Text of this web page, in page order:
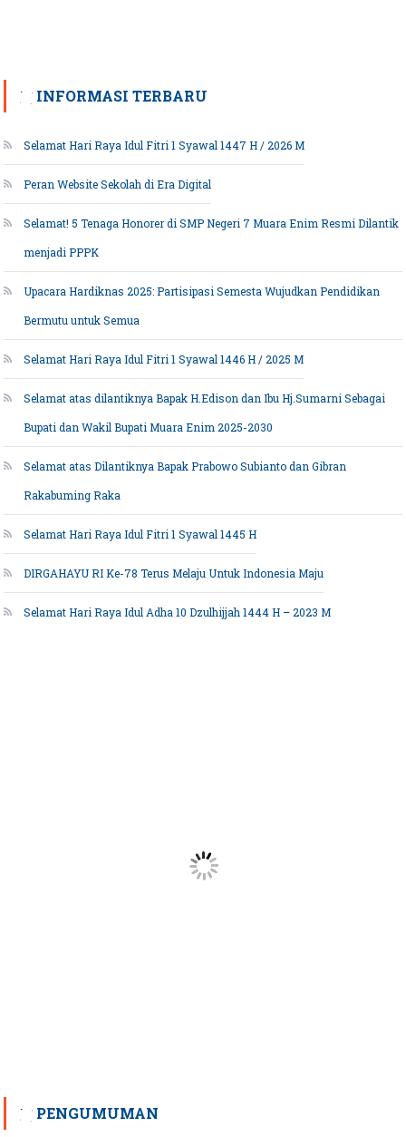
INFORMASI TERBARU
Selamat Hari Raya Idul Fitri 1 Syawal 1447 H / 2026 M
Peran Website Sekolah di Era Digital
Selamat! 5 Tenaga Honorer di SMP Negeri 7 Muara Enim Resmi Dilantik
menjadi PPPK
Upacara Hardiknas 2025: Partisipasi Semesta Wujudkan Pendidikan
Bermutu untuk Semua
Selamat Hari Raya Idul Fitri 1 Syawal 1446 H / 2025 M
Selamat atas dilantiknya Bapak H.Edison dan Ibu Hj.Sumarni Sebagai
Bupati dan Wakil Bupati Muara Enim 2025-2030
Selamat atas Dilantiknya Bapak Prabowo Subianto dan Gibran
Rakabuming Raka
Selamat Hari Raya Idul Fitri 1 Syawal 1445 H
DIRGAHAYU RI Ke-78 Terus Melaju Untuk Indonesia Maju
Selamat Hari Raya Idul Adha 10 Dzulhijjah 1444 H – 2023 M
PENGUMUMAN